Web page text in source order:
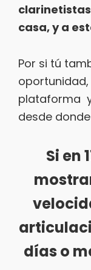
casa, y a
Por si tú
plataforma
desde
Si en
días o